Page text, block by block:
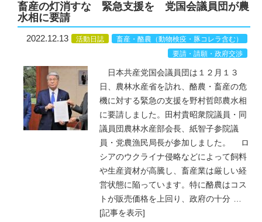
畜産の灯消すな 緊急支援を 党国会議員団が農
水相に要請
2022.12.13 活動日誌
畜産・酪農（動物検疫・豚コレラ含む）
要請・請願・政府交渉
日本共産党国会議員団は１２月１３
日、農林水産省を訪れ、酪農・畜産の危
機に対する緊急の支援を野村哲郎農水相
に要請しました。田村貴昭衆院議員・同
議員団農林水産部会長、紙智子参院議
員・党農漁民局長が参加しました。 ロ
シアのウクライナ侵略などによって飼料
や生産資材が高騰し、畜産業は厳しい経
営状態に陥っています。特に酪農はコス
トが販売価格を上回り、政府の十分 …
[記事を表示]